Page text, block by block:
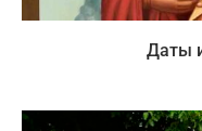
Даты